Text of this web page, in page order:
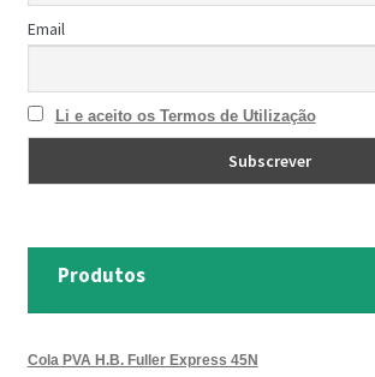
Email
Li e aceito os Termos de Utilização
Produtos
Cola PVA H.B. Fuller Express 45N